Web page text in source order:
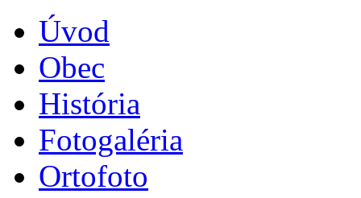
Úvod
Obec
História
Fotogaléria
Ortofoto